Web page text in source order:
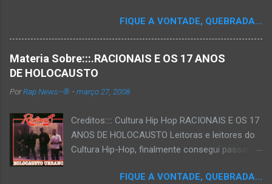
FIQUE A VONTADE, QUEBRADA...
Materia Sobre:::.RACIONAIS E OS 17 ANOS
DE HOLOCAUSTO
PorRap News--® -março 27, 2008
Creditos:::: Cultura Hip Hop RACIONAIS E OS 17
ANOS DE HOLOCAUSTO Leitoras e leitores do
Cultura Hip-Hop, finalmente consegui passar
que há muito tempo vinha maturando: uma
FIQUE A VONTADE, QUEBRADA...